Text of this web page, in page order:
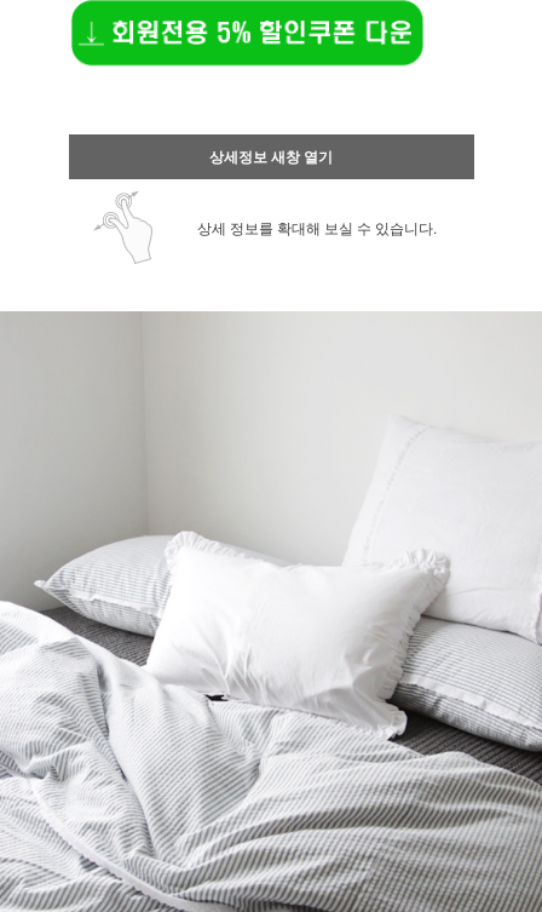
상세정보 새창 열기
상세 정보를 확대해 보실 수 있습니다.